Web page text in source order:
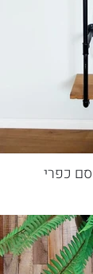
כפרי